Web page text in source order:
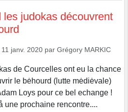
les judokas découvrent
11 janv. 2020 par Grégory MARKIC
de Courcelles ont eu la chance
le bėhourd (lutte mėdiėvale)
Loys pour ce bel echange !
une prochaine rencontre....